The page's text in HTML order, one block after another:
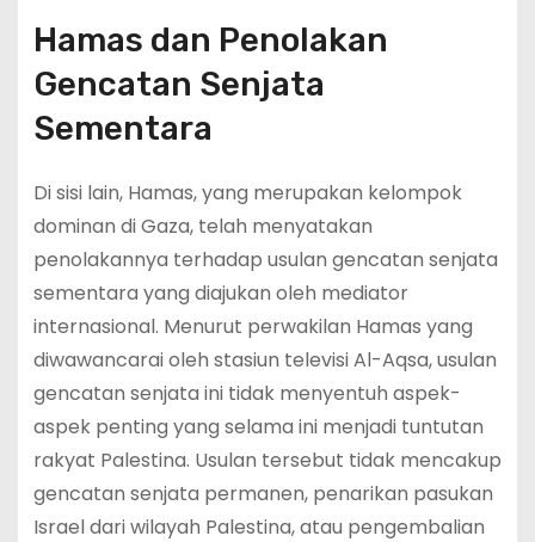
Hamas dan Penolakan
Gencatan Senjata
Sementara
Di sisi lain, Hamas, yang merupakan kelompok
dominan di Gaza, telah menyatakan
penolakannya terhadap usulan gencatan senjata
sementara yang diajukan oleh mediator
internasional. Menurut perwakilan Hamas yang
diwawancarai oleh stasiun televisi Al-Aqsa, usulan
gencatan senjata ini tidak menyentuh aspek-
aspek penting yang selama ini menjadi tuntutan
rakyat Palestina. Usulan tersebut tidak mencakup
gencatan senjata permanen, penarikan pasukan
Israel dari wilayah Palestina, atau pengembalian